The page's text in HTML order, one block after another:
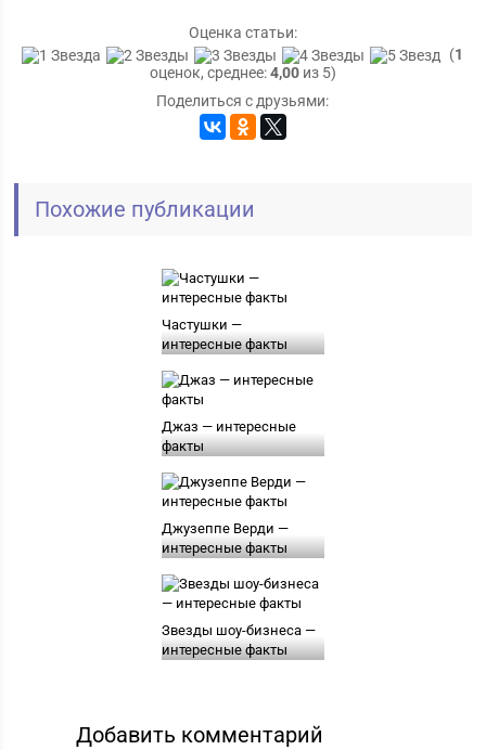
Оценка статьи:
(1
оценок, среднее:4,00из 5)
Поделиться с друзьями:
Похожие публикации
Частушки —
интересные факты
Джаз — интересные
факты
Джузеппе Верди —
интересные факты
Звезды шоу-бизнеса —
интересные факты
Добавить комментарий